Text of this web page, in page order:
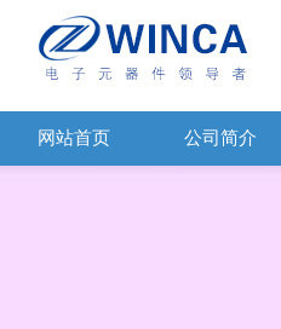
网站首页 公司简介
TDK车规电容CGA4J1X7R1E475KT0Y0E